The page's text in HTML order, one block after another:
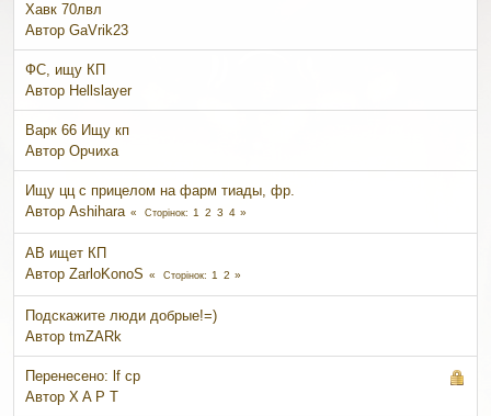
Хавк 70лвл
Автор GaVrik23
ФС, ищу КП
Автор Hellslayer
Варк 66 Ищу кп
Автор Орчиха
Ищу цц с прицелом на фарм тиады, фр.
Автор Ashihara Сторінок 1 2 3 4
АВ ищет КП
Автор ZarloKonoS Сторінок 1 2
Подскажите люди добрые!=)
Автор tmZARk
Перенесено: lf cp
Автор X A P T